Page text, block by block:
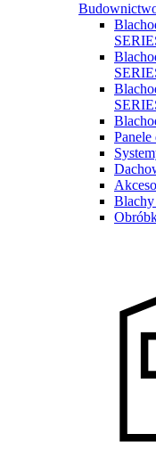
Panele
Blachy